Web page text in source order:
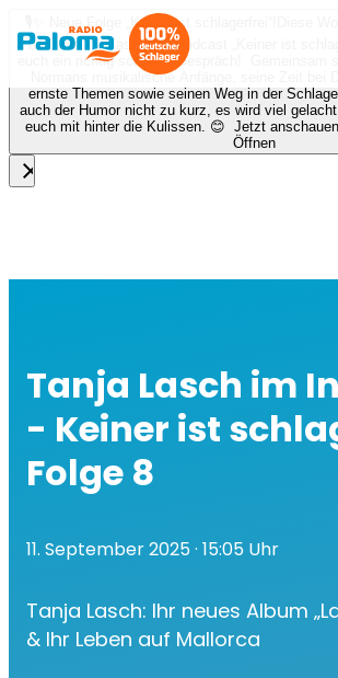
🎙️✨ Neue Folge „Keiner ist schlagerfrei“!
Diese
bei Nora zu Gast beim Podcast „Keiner ist
euch ein richtig schönes Gespräch! Gemeinsam
Normans musikalische Anfänge, seine Zeit bei
ernste Themen sowie seinen Weg in der
auch der Humor nicht zu kurz, es wird viel
euch mit hinter die Kulissen. 😊 Jetzt
Öffnen
close
Tanja Lasch im
- Keiner ist
Folge 8
11. September 2025· 15:05 Uhr
Tanja Lasch: Ihr neues Album
& Ihr Leben auf Mallorca